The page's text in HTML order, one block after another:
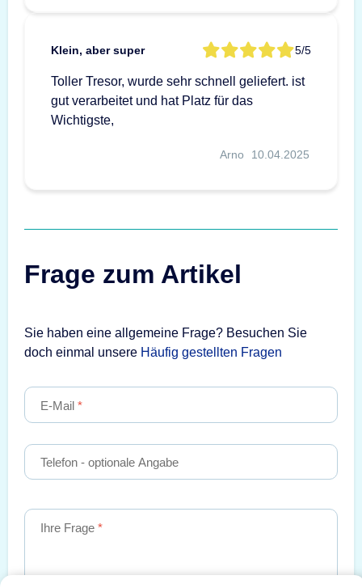
Klein, aber super 5/5
Toller Tresor, wurde sehr schnell geliefert. ist
gut verarbeitet und hat Platz für das
Wichtigste,
Arno 10.04.2025
Frage zum Artikel
Sie haben eine allgemeine Frage? Besuchen Sie
doch einmal unsere Häufig gestellten Fragen
E-Mail
Telefon - optionale Angabe
Ihre Frage